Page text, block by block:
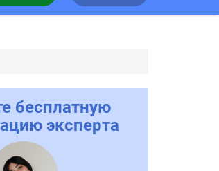
бесплатную
эксперта